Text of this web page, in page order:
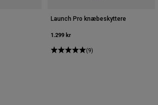
Launch Pro knæbeskyttere
1.299 kr
(9)